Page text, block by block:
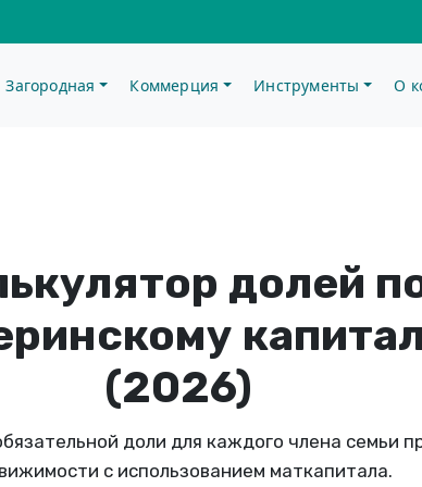
Загородная Коммерция Инструменты О
долей
(2026)
доли для каждого члена семьи
с использованием маткапитала.